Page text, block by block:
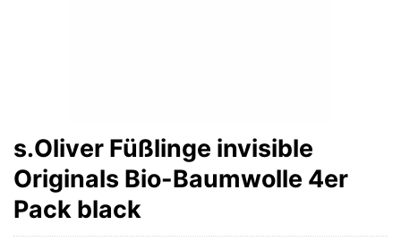
s.Oliver Füßlinge invisible
Originals Bio-Baumwolle 4er
Pack black